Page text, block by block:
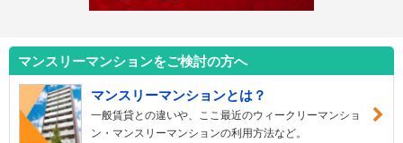
マンスリーマンションをご検討の方へ
マンスリーマンションとは？
一般賃貸との違いや、ここ最近のウィークリーマンショ
ン・マンスリーマンションの利用方法など。